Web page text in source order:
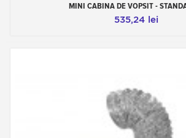
MINI CABINA DE VOPSIT -
535,24 lei